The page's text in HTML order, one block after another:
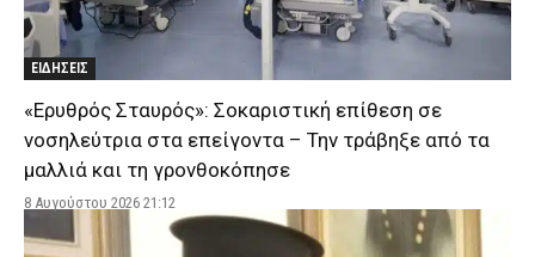
ΕΙΔΗΣΕΙΣ
«Ερυθρός Σταυρός»: Σοκαριστική επίθεση σε
νοσηλεύτρια στα επείγοντα – Την τράβηξε από τα
μαλλιά και τη γρονθοκόπησε
8 Αυγούστου 2026 21:12